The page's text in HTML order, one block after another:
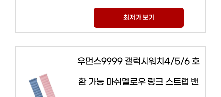
최저가 보기
우먼스9999 갤럭시워치4/5/6 호
환 가능 마쉬멜로우 링크 스트랩 밴